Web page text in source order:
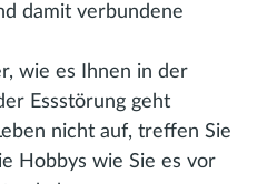
damit verbundene
wie es Ihnen in der
Essstörung geht
nicht auf, treffen Sie
Hobbys wie Sie es vor